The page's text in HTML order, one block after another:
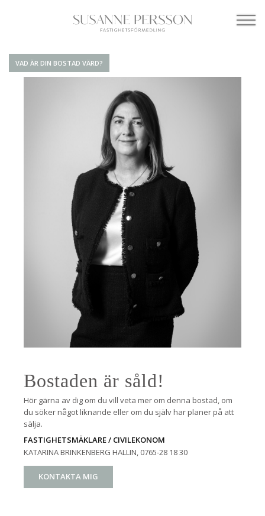
VAD ÄR DIN BOSTAD VÄRD?
Bostaden är såld!
Hör gärna av dig om du vill veta mer om denna bostad, om
du söker något liknande eller om du själv har planer på att
sälja.
FASTIGHETSMÄKLARE / CIVILEKONOM
KATARINA BRINKENBERG HALLIN , 0765-28 18 30
KONTAKTA MIG